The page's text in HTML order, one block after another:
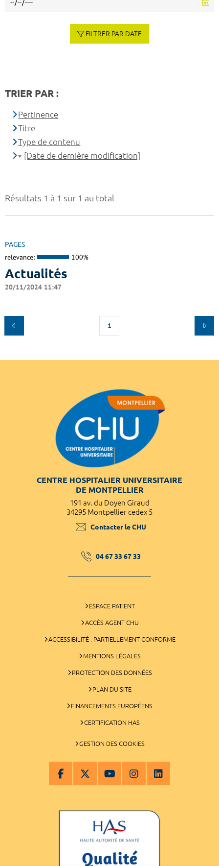
Résultats 1 à 1 sur 1 au total
PAGES
relevance: 100%
Actualités
20/11/2024 11:47
1
FILTRER PAR DATE
TRIER PAR :
Pertinence
Titre
Type de contenu
[Date de dernière modification]
CENTRE HOSPITALIER UNIVERSITAIRE
DE MONTPELLIER
191 av. du Doyen Giraud
34295 Montpellier cedex 5
Contacter le CHU
04 67 33 67 33
ESPACE PATIENT
ACCÈS AGENT CHU
ACCESSIBILITÉ : PARTIELLEMENT CONFORME
MENTIONS LÉGALES
PROTECTION DES DONNÉES
PLAN DU SITE
FINANCEMENTS EUROPÉENS
CERTIFICATION HAS
GESTION DES COOKIES